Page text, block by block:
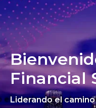
Financial
Liderando el